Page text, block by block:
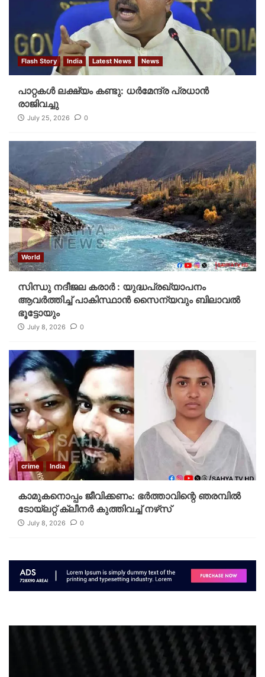
Flash Story India Latest News News
പാറ്റകള്‍ ലക്ഷ്യം കണ്ടു: ധര്‍മേന്ദ്ര പ്രധാന്‍
രാജിവച്ചു
July 25, 2026 0
World
സിന്ധു നദീജല കരാർ : യുദ്ധപ്രഖ്യാപനം
ആവര്‍ത്തിച്ച് പാകിസ്ഥാന്‍ സൈന്യവും ബിലാവൽ
ഭൂട്ടോയും
July 8, 2026 0
crime India
കാമുകനൊപ്പം ജീവിക്കണം: ഭര്‍ത്താവിന്റെ ഞരമ്പില്‍
ടോയ്‌ലറ്റ് ക്ലീനര്‍ കുത്തിവച്ച് നഴ്‌സ്
July 8, 2026 0